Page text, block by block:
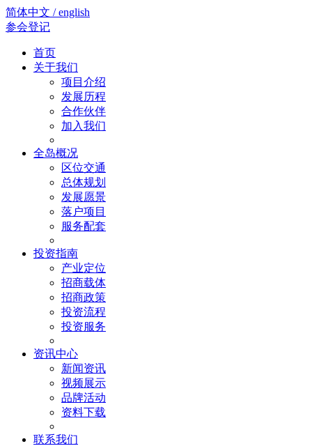
简体中文 / english
参会登记
首页
关于我们
项目介绍
发展历程
合作伙伴
加入我们
全岛概况
区位交通
总体规划
发展愿景
落户项目
服务配套
投资指南
产业定位
招商载体
招商政策
投资流程
投资服务
资讯中心
新闻资讯
视频展示
品牌活动
资料下载
联系我们